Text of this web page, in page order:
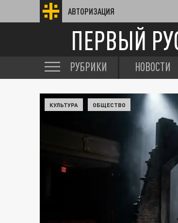
АВТОРИЗАЦИЯ
ПЕРВЫЙ
РУБРИКИ НОВОСТИ
КУЛЬТУРА ОБЩЕСТВО